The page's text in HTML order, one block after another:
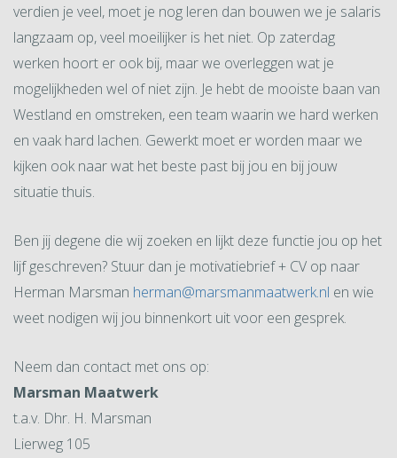
verdien je veel, moet je nog leren dan bouwen we je salaris
langzaam op, veel moeilijker is het niet. Op zaterdag
werken hoort er ook bij, maar we overleggen wat je
mogelijkheden wel of niet zijn. Je hebt de mooiste baan van
Westland en omstreken, een team waarin we hard werken
en vaak hard lachen. Gewerkt moet er worden maar we
kijken ook naar wat het beste past bij jou en bij jouw
situatie thuis.
Ben jij degene die wij zoeken en lijkt deze functie jou op het
lijf geschreven? Stuur dan je motivatiebrief + CV op naar
Herman Marsman herman@marsmanmaatwerk.nl en wie
weet nodigen wij jou binnenkort uit voor een gesprek.
Neem dan contact met ons op:
Marsman Maatwerk
t.a.v. Dhr. H. Marsman
Lierweg 105